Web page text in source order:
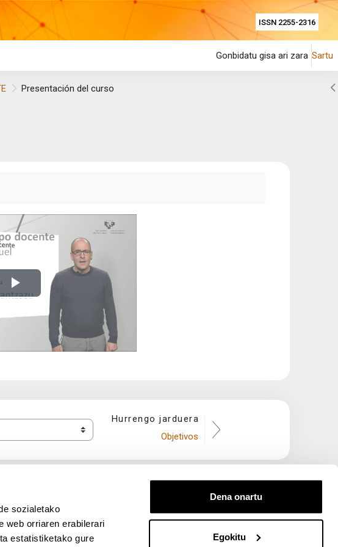
sozialetako
web orriaren erabilerari
estatistiketako gure
Dena onartu
Egokitu
ISSN 2255-2316
Gonbidatu gisa ari zara Sartu
Presentación del curso
Bideoa
hasi
Hurrengo jarduera
Objetivos
(abre ventana nueva)
en Twitter (abre ventana nueva)
UPV/EHU en LinkedIn (abre ventana nueva)
UPV/EHU en YouTube (abre ventana nueva)